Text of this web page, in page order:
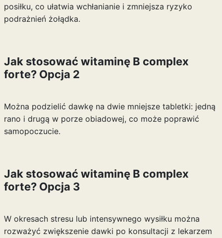
posiłku, co ułatwia wchłanianie i zmniejsza ryzyko
podrażnień żołądka.
Jak stosować witaminę B complex
forte? Opcja 2
Można podzielić dawkę na dwie mniejsze tabletki: jedną
rano i drugą w porze obiadowej, co może poprawić
samopoczucie.
Jak stosować witaminę B complex
forte? Opcja 3
W okresach stresu lub intensywnego wysiłku można
rozważyć zwiększenie dawki po konsultacji z lekarzem